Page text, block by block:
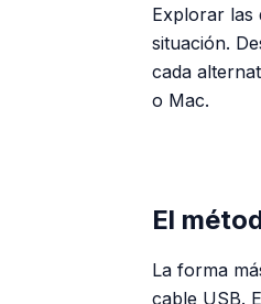
Explorar las
situación.
cada
o Mac.
El
La forma
cable USB.